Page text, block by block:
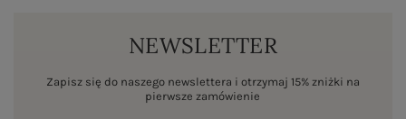
NEWSLETTER
Zapisz się do naszego newslettera i otrzymaj 15% zniżki na
pierwsze zamówienie